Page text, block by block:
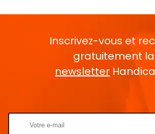
Inscrivez-vous et
gratuitement la
newsletter